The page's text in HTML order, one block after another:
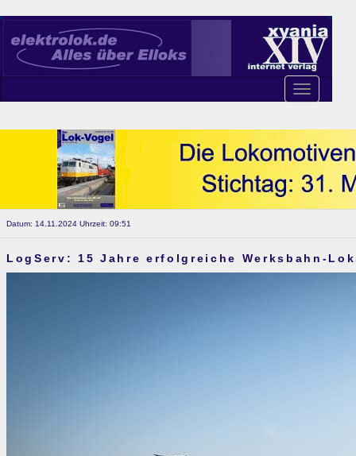
Toggle
navigation
Datum: 14.11.2024 Uhrzeit: 09:51
LogServ: 15 Jahre erfolgreiche Werksbahn-